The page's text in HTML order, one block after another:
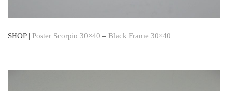
SHOP | Poster Scorpio 30×40 – Black Frame 30×40